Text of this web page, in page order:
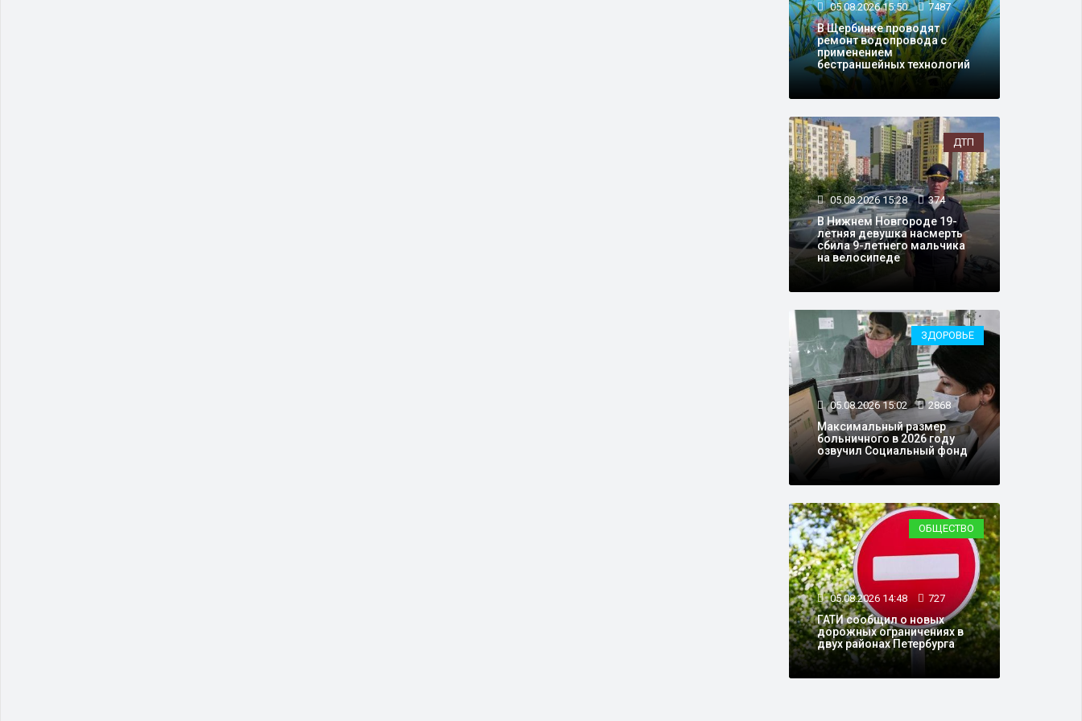
05.08.2026 15:50 7487
В Щербинке проводят
ремонт водопровода с
применением
бестраншейных технологий
ДТП
05.08.2026 15:28 374
В Нижнем Новгороде 19-
летняя девушка насмерть
сбила 9-летнего мальчика
на велосипеде
ЗДОРОВЬЕ
05.08.2026 15:02 2868
Максимальный размер
больничного в 2026 году
озвучил Социальный фонд
ОБЩЕСТВО
05.08.2026 14:48 727
ГАТИ сообщил о новых
дорожных ограничениях в
двух районах Петербурга